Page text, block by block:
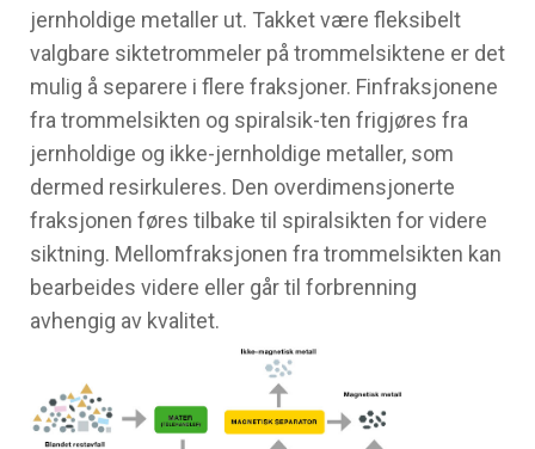
jernholdige metaller ut. Takket være fleksibelt
valgbare siktetrommeler på trommelsiktene er det
mulig å separere i flere fraksjoner. Finfraksjonene
fra trommelsikten og spiralsik-ten frigjøres fra
jernholdige og ikke-jernholdige metaller, som
dermed resirkuleres. Den overdimensjonerte
fraksjonen føres tilbake til spiralsikten for videre
siktning. Mellomfraksjonen fra trommelsikten kan
bearbeides videre eller går til forbrenning
avhengig av kvalitet.